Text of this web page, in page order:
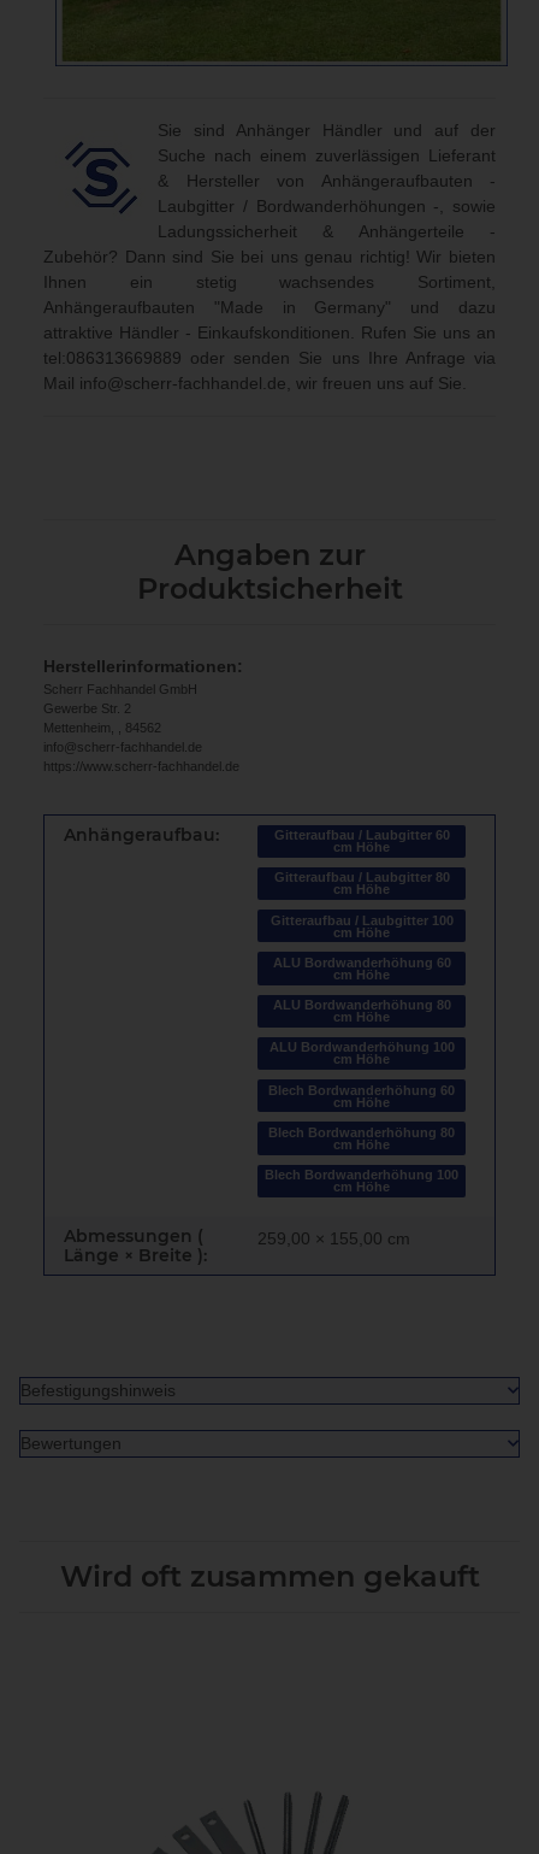
Sie sind Anhänger Händler und auf der
Suche nach einem zuverlässigen Lieferant
& Hersteller von Anhängeraufbauten -
Laubgitter / Bordwanderhöhungen -, sowie
Ladungssicherheit & Anhängerteile -
Zubehör? Dann sind Sie bei uns genau richtig! Wir bieten
Ihnen ein stetig wachsendes Sortiment,
Anhängeraufbauten "Made in Germany" und dazu
attraktive Händler - Einkaufskonditionen. Rufen Sie uns an
tel:086313669889 oder senden Sie uns Ihre Anfrage via
Mail info@scherr-fachhandel.de , wir freuen uns auf Sie.
Angaben zur
Produktsicherheit
Herstellerinformationen:
Scherr Fachhandel GmbH
Gewerbe Str. 2
Mettenheim, , 84562
info@scherr-fachhandel.de
https://www.scherr-fachhandel.de
Anhängeraufbau:
Gitteraufbau / Laubgitter 60
cm Höhe
Gitteraufbau / Laubgitter 80
cm Höhe
Gitteraufbau / Laubgitter 100
cm Höhe
ALU Bordwanderhöhung 60
cm Höhe
ALU Bordwanderhöhung 80
cm Höhe
ALU Bordwanderhöhung 100
cm Höhe
Blech Bordwanderhöhung 60
cm Höhe
Blech Bordwanderhöhung 80
cm Höhe
Blech Bordwanderhöhung 100
cm Höhe
Abmessungen (
Länge × Breite ):
259,00 × 155,00 cm
Befestigungshinweis
Bewertungen
Wird oft zusammen gekauft